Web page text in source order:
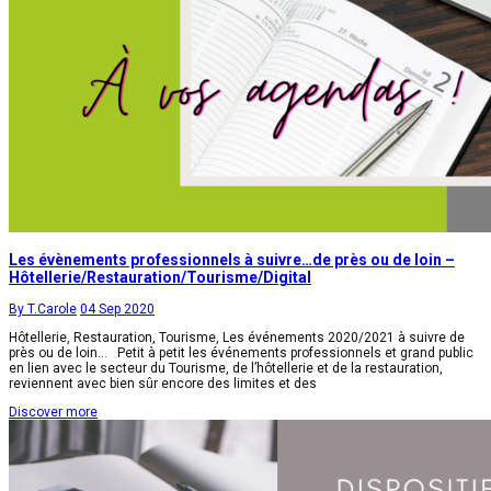
Les évènements professionnels à suivre…de près ou de loin –
Hôtellerie/Restauration/Tourisme/Digital
By T.Carole 04 Sep 2020
Hôtellerie, Restauration, Tourisme, Les événements 2020/2021 à suivre de
près ou de loin… Petit à petit les événements professionnels et grand public
en lien avec le secteur du Tourisme, de l’hôtellerie et de la restauration,
reviennent avec bien sûr encore des limites et des
Discover more